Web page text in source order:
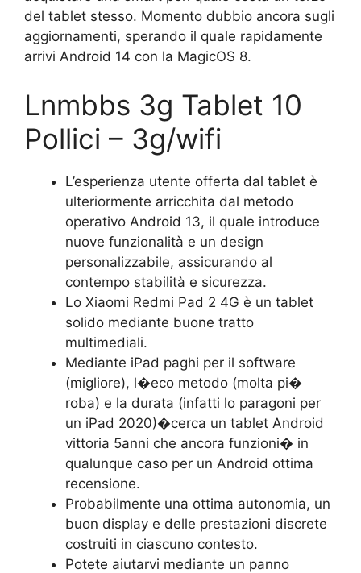
del tablet stesso. Momento dubbio ancora sugli
aggiornamenti, sperando il quale rapidamente
arrivi Android 14 con la MagicOS 8.
Lnmbbs 3g Tablet 10
Pollici – 3g/wifi
L’esperienza utente offerta dal tablet è
ulteriormente arricchita dal metodo
operativo Android 13, il quale introduce
nuove funzionalità e un design
personalizzabile, assicurando al
contempo stabilità e sicurezza.
Lo Xiaomi Redmi Pad 2 4G è un tablet
solido mediante buone tratto
multimediali.
Mediante iPad paghi per il software
(migliore), l�eco metodo (molta pi�
roba) e la durata (infatti lo paragoni per
un iPad 2020)�cerca un tablet Android
vittoria 5anni che ancora funzioni� in
qualunque caso per un Android ottima
recensione.
Probabilmente una ottima autonomia, un
buon display e delle prestazioni discrete
costruiti in ciascuno contesto.
Potete aiutarvi mediante un panno